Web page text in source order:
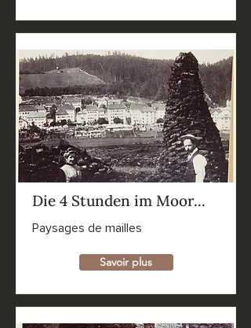
Die 4 Stunden im Moor...
Paysages de mailles
Savoir plus